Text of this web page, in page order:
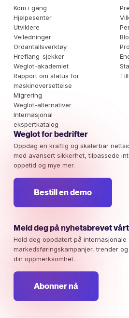
Kom i gang
Hjelpesenter
Utviklere
Veiledninger
Ordantallsverktøy
Hreflang-sjekker
Weglot-akademiet
Rapport om status for
maskinoversettelse
Migrering
Weglot-alternativer
Internasjonal
ekspertkatalog
Weglot for bedrifter
Oppdag en kraftig og skalerbar
med avansert sikkerhet, tilpassede
oppetid og mye mer.
Bestill en demo
Meld deg på nyhetsbrevet vårt
Hold deg oppdatert på internasjonale
markedsføringskampanjer, trender
din oppmerksomhet.
Abonner nå